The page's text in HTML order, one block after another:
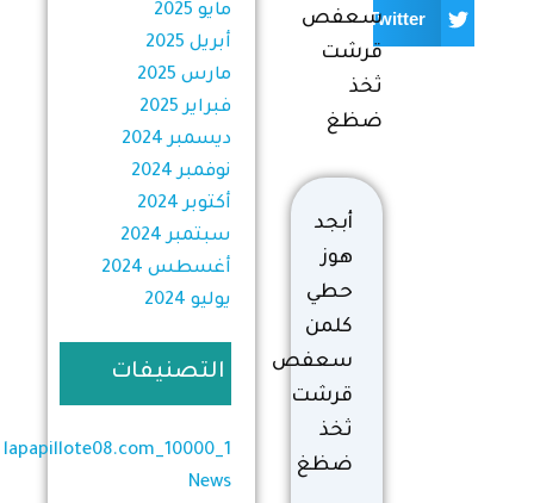
Twitterسعفص
قرشت
ثخذ
ضظغ
أبجد
هوز
حطي
كلمن
سعفص
قرشت
ثخذ
ضظغ
مايو 2025
أبريل 2025
مارس 2025
فبراير 2025
ديسمبر 2024
نوفمبر 2024
أكتوبر 2024
سبتمبر 2024
أغسطس 2024
يوليو 2024
التصنيفات
1_lapapillote08.com_10000
News